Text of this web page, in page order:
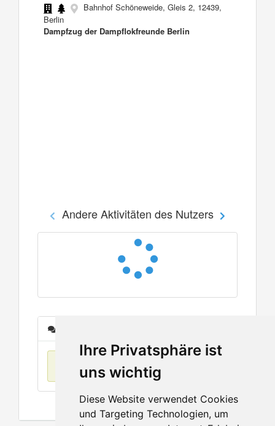
Ihre Privatsphäre ist
uns wichtig
Diese Website verwendet Cookies
und Targeting Technologien, um
Bahnhof Schöneweide, Gleis 2, 12439,
Berlin
Dampfzug der Dampflokfreunde Berlin
Andere Aktivitäten des Nutzers
Keine Einträge